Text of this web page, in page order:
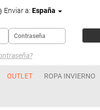
Enviar a: España
OUTLET ROPA INVIERNO